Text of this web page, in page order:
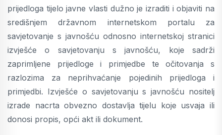
prijedloga tijelo javne vlasti dužno je izraditi i objaviti na
središnjem državnom internetskom portalu za
savjetovanje s javnošću odnosno internetskoj stranici
izvješće o savjetovanju s javnošću, koje sadrži
zaprimljene prijedloge i primjedbe te očitovanja s
razlozima za neprihvaćanje pojedinih prijedloga i
primjedbi. Izvješće o savjetovanju s javnošću nositelj
izrade nacrta obvezno dostavlja tijelu koje usvaja ili
donosi propis, opći akt ili dokument.